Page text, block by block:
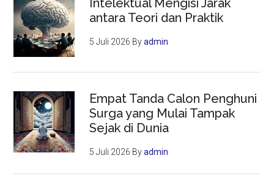
Intelektual Mengisi Jarak
antara Teori dan Praktik
5 Juli 2026 Byadmin
Empat Tanda Calon Penghuni
Surga yang Mulai Tampak
Sejak di Dunia
5 Juli 2026 Byadmin